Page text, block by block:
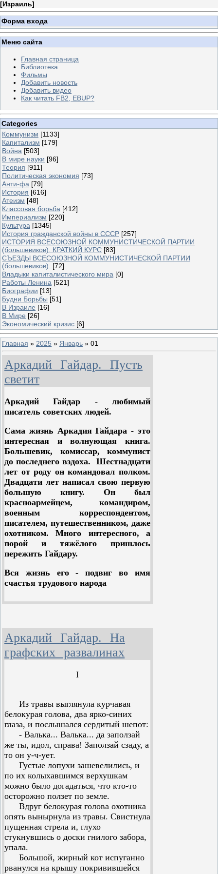
[Израиль]
Форма входа
Меню сайта
Главная страница
Библиотека
Фильмы
Добавить новость
Добавить видео
Как читать FB2, EBUP?
Categories
Коммунизм [1133]
Капитализм [179]
Война [503]
В мире науки [96]
Теория [911]
Политическая экономия [73]
Анти-фа [79]
История [616]
Атеизм [48]
Классовая борьба [412]
Империализм [220]
Культура [1345]
История гражданской войны в СССР [257]
ИСТОРИЯ ВСЕСОЮЗНОЙ КОММУНИСТИЧЕСКОЙ ПАРТИИ
(большевиков). КРАТКИЙ КУРС [83]
СЪЕЗДЫ ВСЕСОЮЗНОЙ КОММУНИСТИЧЕСКОЙ ПАРТИИ
(большевиков).
[72]
Владыки капиталистического мира [0]
Работы Ленина [521]
Биографии [13]
Будни Борьбы [51]
В Израиле [16]
В Мире [26]
Экономический кризис [6]
Главная » 2025 » Январь » 01
Аркадий Гайдар. Пусть
светит
Аркадий Гайдар - любимый
писатель советских людей.
Сама жизнь Аркадия Гайдара - это
интересная и волнующая книга.
Большевик, комиссар, коммунист
до последнего вздоха. Шестнадцати
лет от роду он командовал полком.
Двадцати лет написал свою первую
большую книгу. Он был
красноармейцем, командиром,
военным корреспондентом,
писателем, путешественником, даже
охотником. Много интересного, а
порой и тяжёлого пришлось
пережить Гайдару.
Вся жизнь его - подвиг во имя
счастья трудового народа
светит
ужину сели трое: босой парень
Ефимка, его маленькая сестренка
Валька и семилетний братишка по
прозванию Николашка-баловашка.
Только что мать пошла доставать
кашу, как внезапно погас свет.
Мать из-за перегородки
закричала:
- Кто балуется? Это ты,
Николашка? Смотри, идоленок,
добалуешься!
Николашка обиделся и сердито
ответил!
- Сама не видит, а сама говорит.
Это не я потушил, а, наверное,
пробки перегорели.
Тогда мать приказала:
Аркадий Гайдар. На
графских развалинах
I
Из травы выглянула курчавая
белокурая голова, два ярко-синих
глаза, и послышался сердитый шепот:
- Валька... Валька... да заползай
же ты, идол, справа! Заползай сзаду, а
то он у-ч-ует.
Густые лопухи зашевелились, и
по их колыхавшимся верхушкам
можно было догадаться, что кто-то
осторожно ползет по земле.
Вдруг белокурая голова охотника
опять вынырнула из травы. Свистнула
пущенная стрела и, глухо
стукнувшись о доски гнилого забора,
упала.
Большой, жирный кот испуганно
рванулся на крышу покривившейся